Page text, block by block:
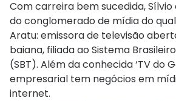
Com carreira bem sucedida,
do conglomerado de mídia do
Aratu: emissora de televisão
baiana, filiada ao Sistema
(SBT). Além da conhecida ‘TV do
empresarial tem negócios em
internet.